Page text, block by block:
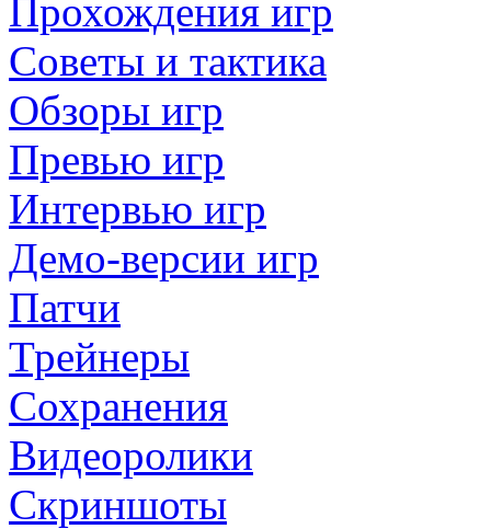
Прохождения игр
Советы и тактика
Обзоры игр
Превью игр
Интервью игр
Демо-версии игр
Патчи
Трейнеры
Сохранения
Видеоролики
Скриншоты